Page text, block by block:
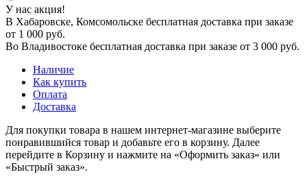
У нас акция!
В Хабаровске, Комсомольске бесплатная доставка при заказе
от 1 000 руб.
Во Владивостоке бесплатная доставка при заказе от 3 000 руб.
Наличие
Как купить
Оплата
Доставка
Для покупки товара в нашем интернет-магазине выберите
понравившийся товар и добавьте его в корзину. Далее
перейдите в Корзину и нажмите на «Оформить заказ» или
«Быстрый заказ».